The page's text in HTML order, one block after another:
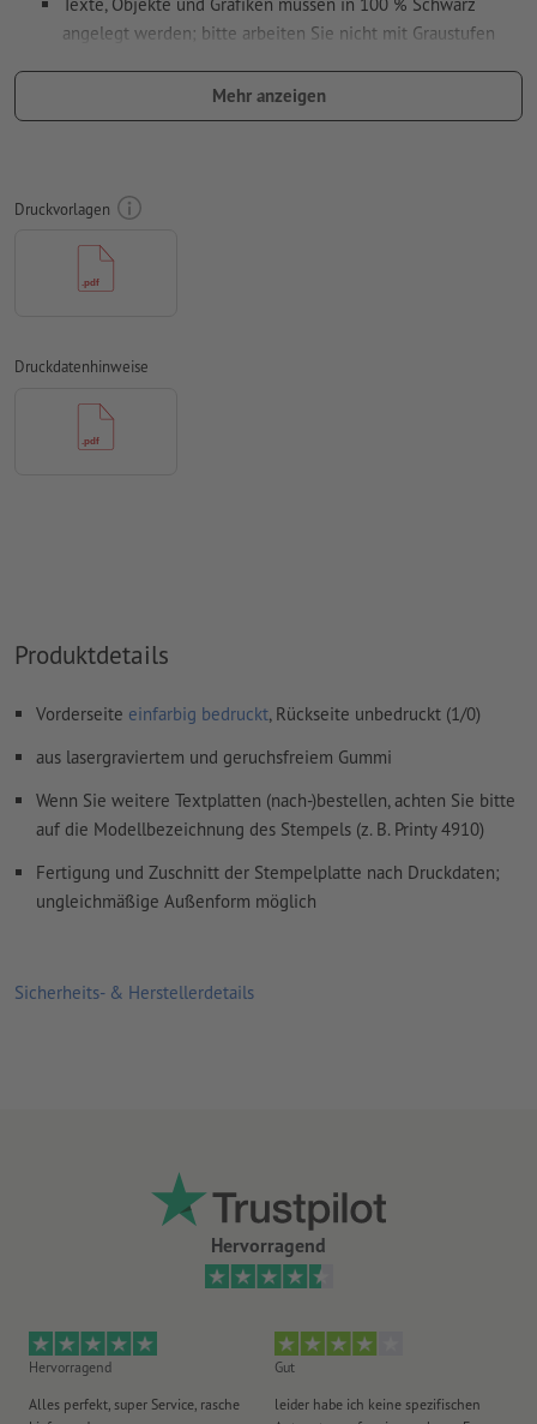
angelegt werden; bitte arbeiten Sie nicht mit Graustufen
verwenden Sie keine Effekte wie Schatten, Verläufe, Raster,
Unser Tipp:
Verdana oder Helvetica für einen optimalen Abdruck
Abstand Motiv zum Endformat: mindestens 1 mm
Auflösung:600 dpi
Wie lege ich Druckdaten richtig an?
Mehr anzeigen
Druckvorlagen
Druckdatenhinweise
Produktdetails
Vorderseite einfarbig bedruckt, Rückseite unbedruckt (1/0)
aus lasergraviertem und geruchsfreiem Gummi
Wenn Sie weitere Textplatten (nach-)bestellen, achten Sie bitte
auf die Modellbezeichnung des Stempels (z. B. Printy 4910)
Fertigung und Zuschnitt der Stempelplatte nach Druckdaten;
ungleichmäßige Außenform möglich
Sicherheits- & Herstellerdetails
Hervorragend
Hervorragend
Alles perfekt, super Service, rasche
Gut
leider habe ich keine spezifischen